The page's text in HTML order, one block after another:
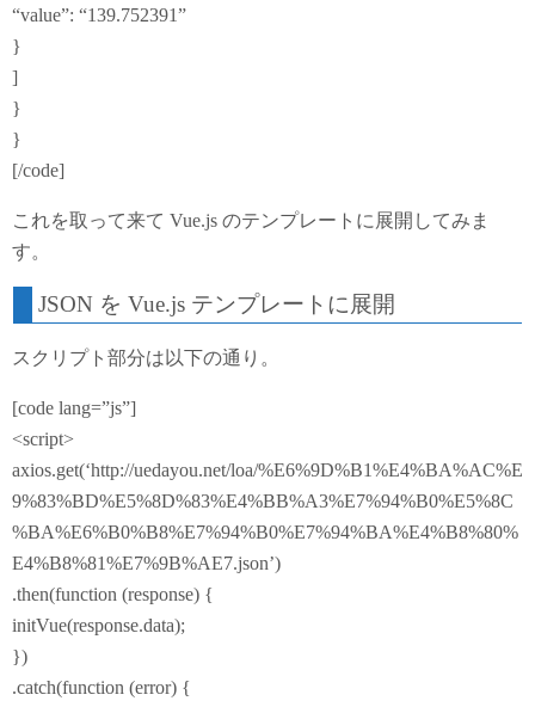
“value”: “139.752391”
}
]
}
}
[/code]
これを取って来て Vue.js のテンプレートに展開してみま
す。
JSON を Vue.js テンプレートに展開
スクリプト部分は以下の通り。
[code lang=”js”]
<script>
axios.get(‘http://uedayou.net/loa/%E6%9D%B1%E4%BA%AC%E
9%83%BD%E5%8D%83%E4%BB%A3%E7%94%B0%E5%8C
%BA%E6%B0%B8%E7%94%B0%E7%94%BA%E4%B8%80%
E4%B8%81%E7%9B%AE7.json’)
.then(function (response) {
initVue(response.data);
})
.catch(function (error) {